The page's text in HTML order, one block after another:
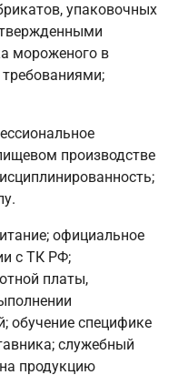
упаковочных
мороженого в
производстве
официальное
с ТК РФ;
платы,
обучение специфике
служебный
продукцию